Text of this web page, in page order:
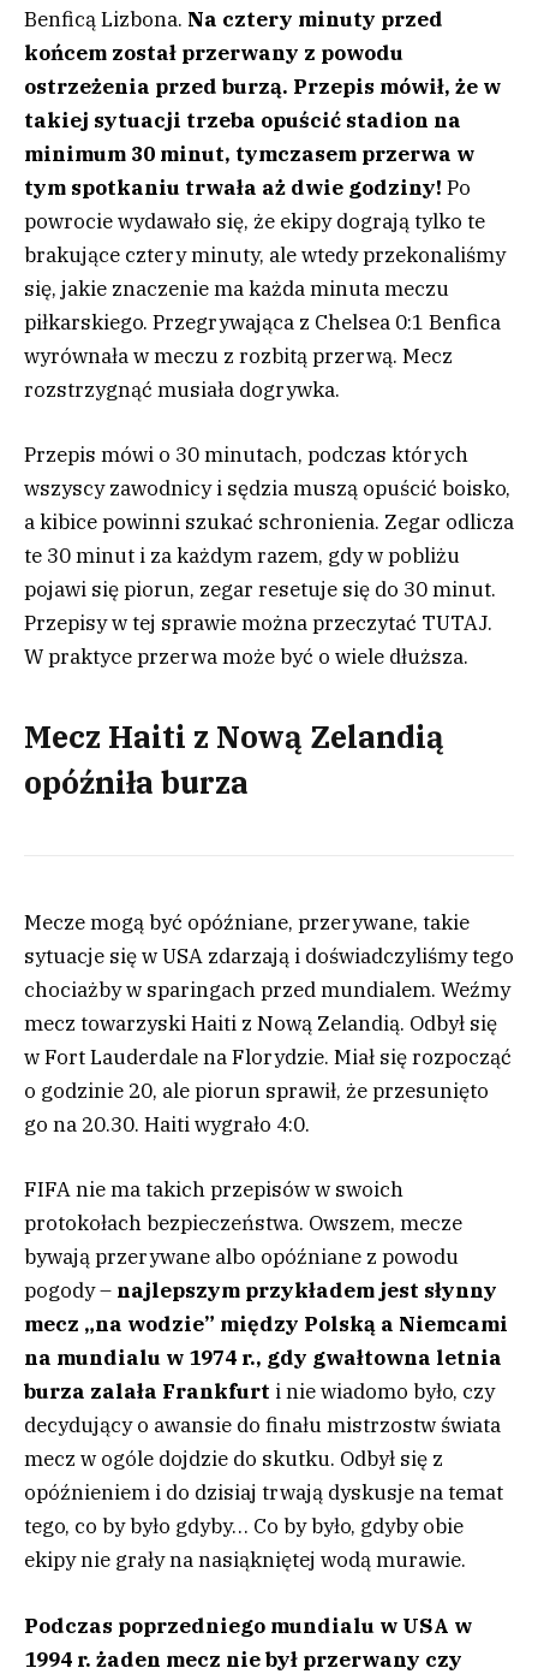
Benficą Lizbona. Na cztery minuty przed
końcem został przerwany z powodu
ostrzeżenia przed burzą. Przepis mówił, że w
takiej sytuacji trzeba opuścić stadion na
minimum 30 minut, tymczasem przerwa w
tym spotkaniu trwała aż dwie godziny! Po
powrocie wydawało się, że ekipy dograją tylko te
brakujące cztery minuty, ale wtedy przekonaliśmy
się, jakie znaczenie ma każda minuta meczu
piłkarskiego. Przegrywająca z Chelsea 0:1 Benfica
wyrównała w meczu z rozbitą przerwą. Mecz
rozstrzygnąć musiała dogrywka.
Przepis mówi o 30 minutach, podczas których
wszyscy zawodnicy i sędzia muszą opuścić boisko,
a kibice powinni szukać schronienia. Zegar odlicza
te 30 minut i za każdym razem, gdy w pobliżu
pojawi się piorun, zegar resetuje się do 30 minut.
Przepisy w tej sprawie można przeczytać TUTAJ.
W praktyce przerwa może być o wiele dłuższa.
Mecz Haiti z Nową Zelandią
opóźniła burza
Mecze mogą być opóźniane, przerywane, takie
sytuacje się w USA zdarzają i doświadczyliśmy tego
chociażby w sparingach przed mundialem. Weźmy
mecz towarzyski Haiti z Nową Zelandią. Odbył się
w Fort Lauderdale na Florydzie. Miał się rozpocząć
o godzinie 20, ale piorun sprawił, że przesunięto
go na 20.30. Haiti wygrało 4:0.
FIFA nie ma takich przepisów w swoich
protokołach bezpieczeństwa. Owszem, mecze
bywają przerywane albo opóźniane z powodu
pogody – najlepszym przykładem jest słynny
mecz „na wodzie” między Polską a Niemcami
na mundialu w 1974 r., gdy gwałtowna letnia
burza zalała Frankfurt i nie wiadomo było, czy
decydujący o awansie do finału mistrzostw świata
mecz w ogóle dojdzie do skutku. Odbył się z
opóźnieniem i do dzisiaj trwają dyskusje na temat
tego, co by było gdyby… Co by było, gdyby obie
ekipy nie grały na nasiąkniętej wodą murawie.
Podczas poprzedniego mundialu w USA w
1994 r. żaden mecz nie był przerwany czy